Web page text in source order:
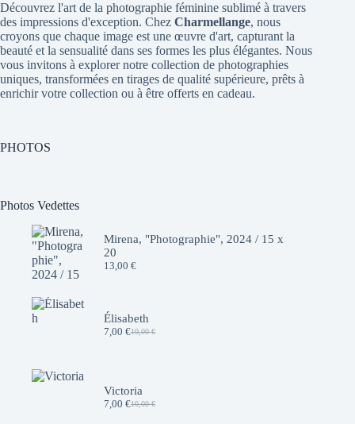
Découvrez l'art de la photographie féminine sublimé à travers
des impressions d'exception. Chez Charmellange, nous
croyons que chaque image est une œuvre d'art, capturant la
beauté et la sensualité dans ses formes les plus élégantes. Nous
vous invitons à explorer notre collection de photographies
uniques, transformées en tirages de qualité supérieure, prêts à
enrichir votre collection ou à être offerts en cadeau.
PHOTOS
Photos Vedettes
Mirena, "Photographie", 2024 / 15 x
20
13,00 €
Élisabeth
10,00€
Le
10,00 €.
7,00 €Le
7,00 €.
Victoria
10,00€
Le
7,00 €Le